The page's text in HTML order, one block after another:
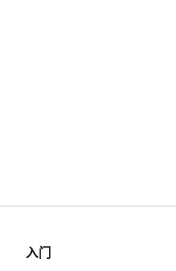
入门